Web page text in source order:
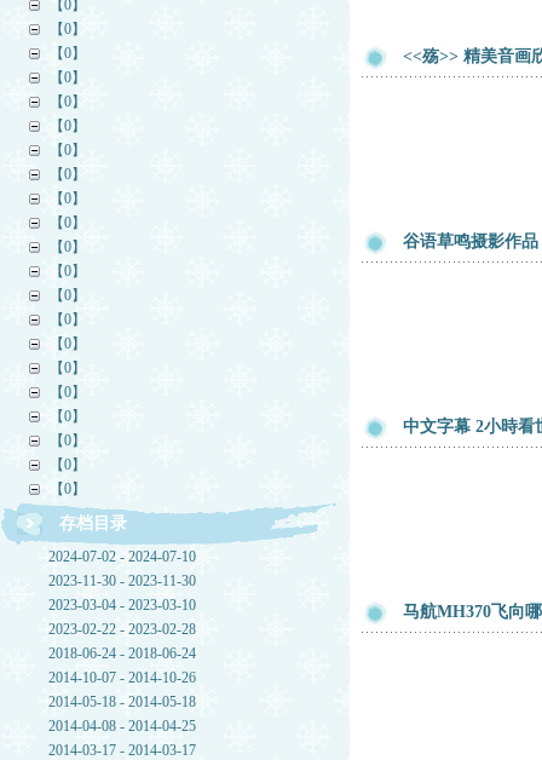
【0】
【0】
【0】
【0】
【0】
【0】
【0】
【0】
【0】
【0】
【0】
【0】
【0】
【0】
【0】
【0】
【0】
【0】
【0】
【0】
【0】
存档目录
2024-07-02 - 2024-07-10
2023-11-30 - 2023-11-30
2023-03-04 - 2023-03-10
2023-02-22 - 2023-02-28
2018-06-24 - 2018-06-24
2014-10-07 - 2014-10-26
2014-05-18 - 2014-05-18
2014-04-08 - 2014-04-25
2014-03-17 - 2014-03-17
<<殇>> 精美音画
谷语草鸣摄影作品
中文字幕 2小時看
马航MH370飞向